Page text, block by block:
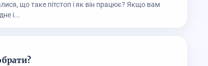
що таке пітстоп і як він працює? Якщо вам
і...